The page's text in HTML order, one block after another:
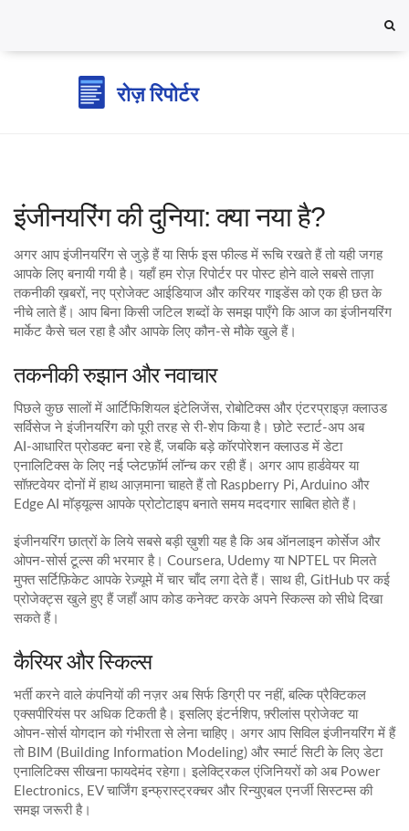
इंजीनयरिंग की दुनिया: क्या नया है?
अगर आप इंजीनयरिंग से जुड़े हैं या सिर्फ इस फील्ड में रूचि रखते हैं तो यही जगह
आपके लिए बनायी गयी है। यहाँ हम रोज़ रिपोर्टर पर पोस्ट होने वाले सबसे ताज़ा
तकनीकी ख़बरों, नए प्रोजेक्ट आईडियाज और करियर गाइडेंस को एक ही छत के
नीचे लाते हैं। आप बिना किसी जटिल शब्दों के समझ पाएँगे कि आज का इंजीनयरिंग
मार्केट कैसे चल रहा है और आपके लिए कौन‑से मौके खुले हैं।
तकनीकी रुझान और नवाचार
पिछले कुछ सालों में आर्टिफिशियल इंटेलिजेंस, रोबोटिक्स और एंटरप्राइज़ क्लाउड
सर्विसेज ने इंजीनयरिंग को पूरी तरह से री‑शेप किया है। छोटे स्टार्ट‑अप अब
AI‑आधारित प्रोडक्ट बना रहे हैं, जबकि बड़े कॉरपोरेशन क्लाउड में डेटा
एनालिटिक्स के लिए नई प्लेटफ़ॉर्म लॉन्च कर रही हैं। अगर आप हार्डवेयर या
सॉफ़्टवेयर दोनों में हाथ आज़माना चाहते हैं तो Raspberry Pi, Arduino और
Edge AI मॉड्यूल्स आपके प्रोटोटाइप बनाते समय मददगार साबित होते हैं।
इंजीनयरिंग छात्रों के लिये सबसे बड़ी ख़ुशी यह है कि अब ऑनलाइन कोर्सेज और
ओपन‑सोर्स टूल्स की भरमार है। Coursera, Udemy या NPTEL पर मिलते
मुफ्त सर्टिफ़िकेट आपके रेज़्यूमे में चार चाँद लगा देते हैं। साथ ही, GitHub पर कई
प्रोजेक्ट्स खुले हुए हैं जहाँ आप कोड कनेक्ट करके अपने स्किल्स को सीधे दिखा
सकते हैं।
कैरियर और स्किल्स
भर्ती करने वाले कंपनियों की नज़र अब सिर्फ डिग्री पर नहीं, बल्कि प्रैक्टिकल
एक्सपीरियंस पर अधिक टिकती है। इसलिए इंटर्नशिप, फ़्रीलांस प्रोजेक्ट या
ओपन‑सोर्स योगदान को गंभीरता से लेना चाहिए। अगर आप सिविल इंजीनयरिंग में हैं
तो BIM (Building Information Modeling) और स्मार्ट सिटी के लिए डेटा
एनालिटिक्स सीखना फायदेमंद रहेगा। इलेक्ट्रिकल एंजिनियरों को अब Power
Electronics, EV चार्जिंग इन्फ्रास्ट्रक्चर और रिन्युएबल एनर्जी सिस्टम्स की
समझ जरूरी है।